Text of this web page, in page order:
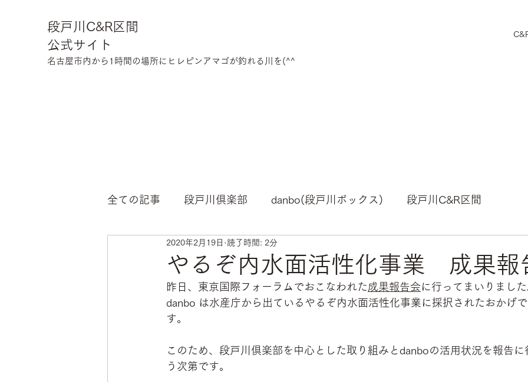
段戸川C&R区間
公式サイト
​名古屋市内から1時間の場所にヒレピンアマゴが釣れる川を(^^
全ての記事 段戸川倶楽部 danbo(段戸川ボックス) 段戸川C&R区間
やるぞ内水面活性化事業 成果報
2020年2月19日 読了時間: 2分
昨日、東京国際フォーラムでおこなわれた 成果報告会に行ってまいりまし
danbo は水産庁から出ているやるぞ内水面活性化事業に採択されたおかげ
す。
このため、段戸川倶楽部を中心とした取り組みとdanboの活用状況を報告
う次第です。